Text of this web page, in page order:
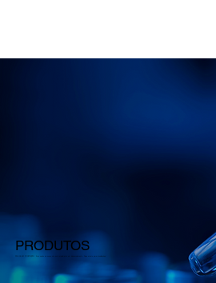
PRODUTOS
PÁGINA EM CONSTRUÇÃO. Esta seção do nosso site está atualmente em desenvolvimento. Fique atento para atualizações!